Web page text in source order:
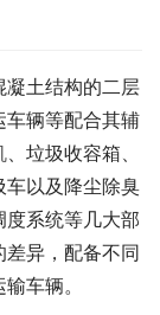
凝土结构的二层
车辆等配合其辅
、垃圾收容箱、
车以及降尘除臭
系统等几大部
异，配备不同
车辆。